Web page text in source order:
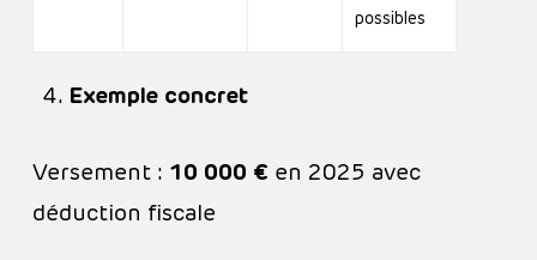
possibles
Exemple concret
Versement : 10 000 € en 2025 avec
déduction fiscale